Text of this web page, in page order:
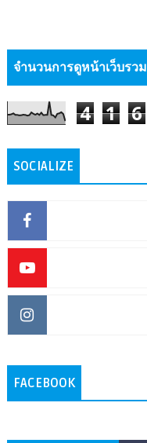
จำนวนการดูหน้าเว็บรวม
4 1 6
SOCIALIZE
FACEBOOK